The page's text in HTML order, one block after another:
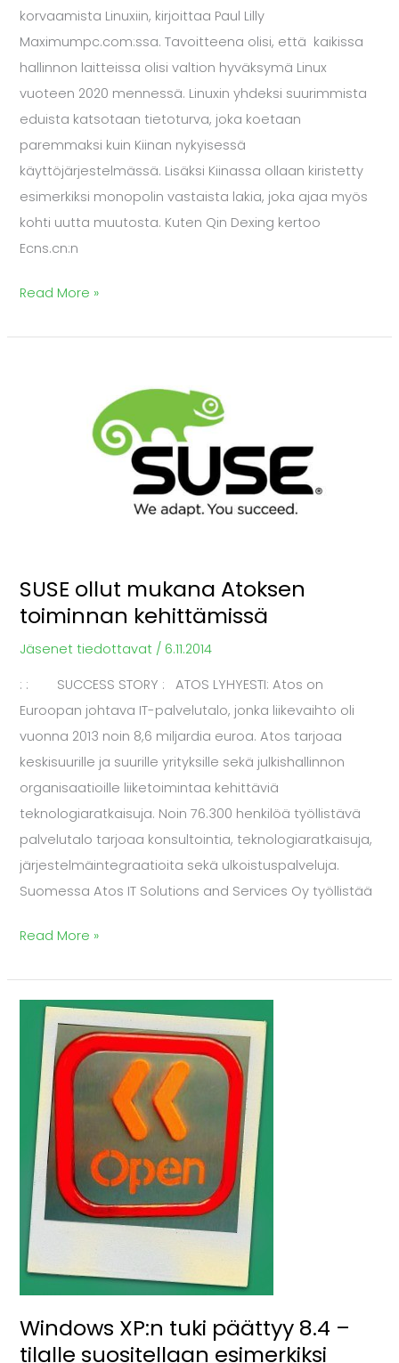
korvaamista Linuxiin, kirjoittaa Paul Lilly
Maximumpc.com:ssa. Tavoitteena olisi, että kaikissa
hallinnon laitteissa olisi valtion hyväksymä Linux
vuoteen 2020 mennessä. Linuxin yhdeksi suurimmista
eduista katsotaan tietoturva, joka koetaan
paremmaksi kuin Kiinan nykyisessä
käyttöjärjestelmässä. Lisäksi Kiinassa ollaan kiristetty
esimerkiksi monopolin vastaista lakia, joka ajaa myös
kohti uutta muutosta. Kuten Qin Dexing kertoo
Ecns.cn:n
Read More »
SUSE ollut mukana Atoksen
toiminnan kehittämissä
Jäsenet tiedottavat / 6.11.2014
: : SUCCESS STORY : ATOS LYHYESTI: Atos on
Euroopan johtava IT-palvelutalo, jonka liikevaihto oli
vuonna 2013 noin 8,6 miljardia euroa. Atos tarjoaa
keskisuurille ja suurille yrityksille sekä julkishallinnon
organisaatioille liiketoimintaa kehittäviä
teknologiaratkaisuja. Noin 76.300 henkilöä työllistävä
palvelutalo tarjoaa konsultointia, teknologiaratkaisuja,
järjestelmäintegraatioita sekä ulkoistuspalveluja.
Suomessa Atos IT Solutions and Services Oy työllistää
Read More »
Windows XP:n tuki päättyy 8.4 –
tilalle suositellaan esimerkiksi
Windows
XP:n
tuki
päättyy
8.4
tilalle
suositellaan
esimerkiksi
Linux-
käyttöjärjestelmän
asennusta